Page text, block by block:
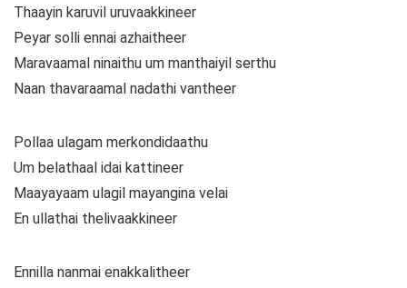
Thaayin karuvil uruvaakkineer
Peyar solli ennai azhaitheer
Maravaamal ninaithu um manthaiyil serthu
Naan thavaraamal nadathi vantheer
Pollaa ulagam merkondidaathu
Um belathaal idai kattineer
Maayayaam ulagil mayangina velai
En ullathai thelivaakkineer
Ennilla nanmai enakkalitheer